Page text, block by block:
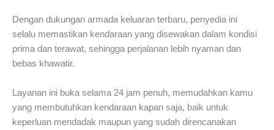
Dengan dukungan armada keluaran terbaru, penyedia ini
selalu memastikan kendaraan yang disewakan dalam kondisi
prima dan terawat, sehingga perjalanan lebih nyaman dan
bebas khawatir.
Layanan ini buka selama 24 jam penuh, memudahkan kamu
yang membutuhkan kendaraan kapan saja, baik untuk
keperluan mendadak maupun yang sudah direncanakan